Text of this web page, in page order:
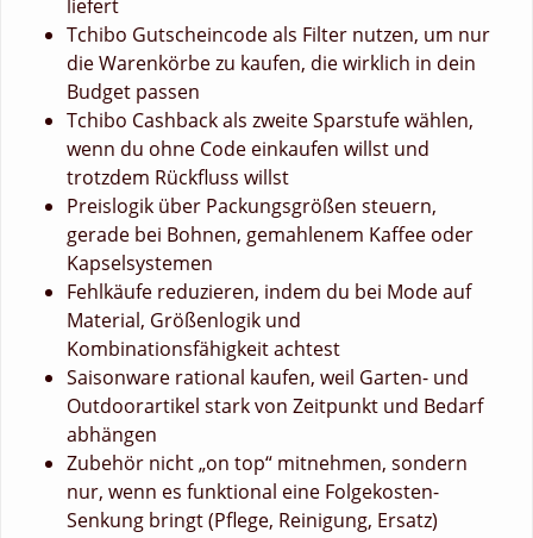
liefert
Tchibo Gutscheincode als Filter nutzen, um nur
die Warenkörbe zu kaufen, die wirklich in dein
Budget passen
Tchibo Cashback als zweite Sparstufe wählen,
wenn du ohne Code einkaufen willst und
trotzdem Rückfluss willst
Preislogik über Packungsgrößen steuern,
gerade bei Bohnen, gemahlenem Kaffee oder
Kapselsystemen
Fehlkäufe reduzieren, indem du bei Mode auf
Material, Größenlogik und
Kombinationsfähigkeit achtest
Saisonware rational kaufen, weil Garten- und
Outdoorartikel stark von Zeitpunkt und Bedarf
abhängen
Zubehör nicht „on top“ mitnehmen, sondern
nur, wenn es funktional eine Folgekosten-
Senkung bringt (Pflege, Reinigung, Ersatz)